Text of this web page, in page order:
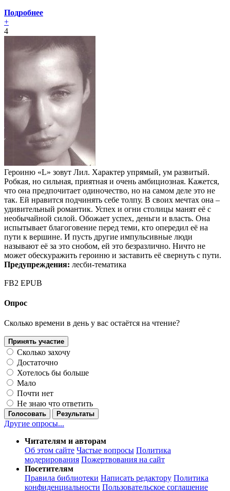
Подробнее
+
4
Героиню «L» зовут Лил. Характер упрямый, ум развитый.
Робкая, но сильная, приятная и очень амбициозная. Кажется,
что она предпочитает одиночество, но на самом деле это не
так. Ей нравится подчинять себе толпу. В своих мечтах она –
удивительный романтик. Успех и огни столицы манят её с
необычайной силой. Обожает успех, деньги и власть. Она
испытывает благоговение перед теми, кто опередил её на
пути к вершине. И пусть другие импульсивные люди
называют её за это снобом, ей это безразлично. Ничто не
может обескуражить героиню и заставить её свернуть с пути.
Предупреждения: лесби-тематика
FB2 EPUB
Опрос
Сколько времени в день у вас остаётся на чтение?
Принять участие
Сколько захочу
Достаточно
Хотелось бы больше
Мало
Почти нет
Не знаю что ответить
Голосовать Результаты
Другие опросы...
Читателям и авторам
Об этом сайте Частые вопросы Политика
модерирования Пожертвования на сайт
Посетителям
Правила библиотеки Написать редактору Политика
конфиденциальности Пользовательское соглашение